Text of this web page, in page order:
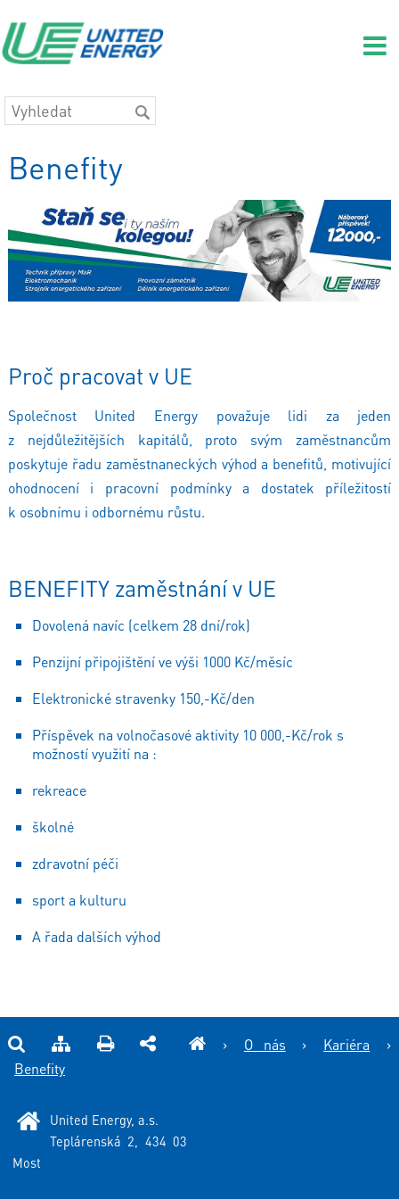
Benefity
Proč pracovat v UE
Společnost United Energy považuje lidi za jeden
z nejdůležitějších kapitálů, proto svým zaměstnancům
poskytuje řadu zaměstnaneckých výhod a benefitů, motivující
ohodnocení i pracovní podmínky a dostatek příležitostí
k osobnímu i odbornému růstu.
BENEFITY zaměstnání v UE
Dovolená navíc (celkem 28 dní/rok)
Penzijní připojištění ve výši 1000 Kč/měsíc
Elektronické stravenky 150,-Kč/den
Příspěvek na volnočasové aktivity 10 000,-Kč/rok s
možností využití na :
rekreace
školné
zdravotní péči
sport a kulturu
A řada dalších výhod
› O nás › Kariéra
›
Benefity
United Energy, a.s.
Teplárenská 2, 434 03
Most